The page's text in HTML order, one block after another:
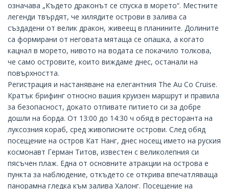
означава „Където драконът се спуска в морето“. Местните
легенди твърдят, че хилядите острови в залива са
създадени от велик дракон, живеещ в планините. Долините
са формирани от неговата мятаща се опашка, а когато
кацнал в морето, нивото на водата се покачило толкова,
че само островите, които виждаме днес, останали на
повърхността.
Регистрация и настаняване на елегантния The Au Co Cruise.
Кратък брифинг относно вашия круизен маршрут и правила
за безопасност, докато отпивате питието си за добре
дошли на борда. От 13:00 до 14:30 ч обяд в ресторанта на
луксозния кораб, сред живописните острови. След обяд
посещение на остров Кат Нанг, днес носещ името на руския
космонавт Герман Титов, известен с великолепния си
пясъчен плаж. Една от основните атракции на острова е
пункта за наблюдение, откъдето се открива впечатляваща
панорамна гледка към залива Халонг. Посещение на